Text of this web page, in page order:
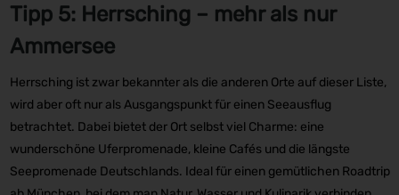
Tipp 5: Herrsching – mehr als nur
Ammersee
Herrsching ist zwar bekannter als die anderen Orte auf dieser Liste,
wird aber oft nur als Ausgangspunkt für einen Seeausflug
betrachtet. Dabei bietet der Ort selbst viel Charme: eine
wunderschöne Uferpromenade, kleine Cafés und die längste
Seepromenade Deutschlands. Ideal für einen gemütlichen Roadtrip